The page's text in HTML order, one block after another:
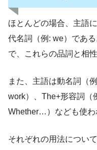
ほとんどの場合、主語
代名詞（例: we）であ
で、これらの品詞と相性
また、主語は動名詞（
work）、The+形容詞（
Whether…）なども使わ
それぞれの用法につい